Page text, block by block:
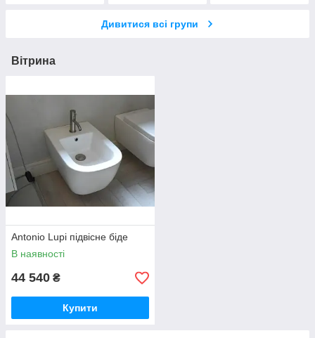
Дивитися всі групи
Вітрина
Antonio Lupi підвісне біде
В наявності
44 540 ₴
Купити